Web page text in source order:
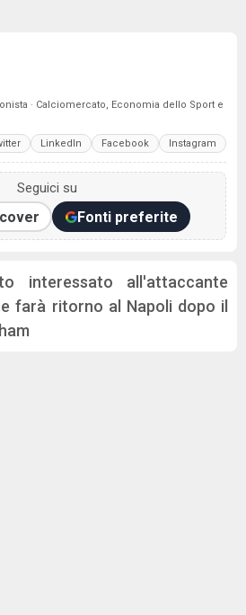
· Calciomercato, Economia dello Sport e
LinkedIn Facebook Instagram
Seguici su
Fonti preferite
interessato all'attaccante
farà ritorno al Napoli dopo il